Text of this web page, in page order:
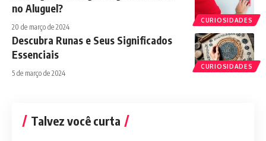
CURIOSIDADES
no Aluguel?
20 de março de 2024
CURIOSIDADES
Descubra Runas e Seus Significados
Essenciais
5 de março de 2024
Talvez você curta